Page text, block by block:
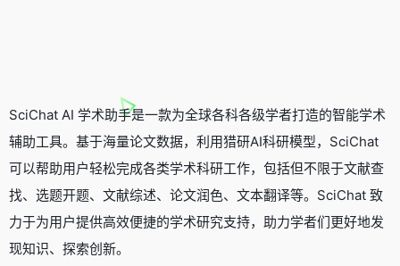
SciChat AI 学术助手是一款为全球各科各级学者打造的智能学术
辅助工具。基于海量论文数据，利用猎研AI科研模型，SciChat
可以帮助用户轻松完成各类学术科研工作，包括但不限于文献查
找、选题开题、文献综述、论文润色、文本翻译等。SciChat 致
力于为用户提供高效便捷的学术研究支持，助力学者们更好地发
现知识、探索创新。